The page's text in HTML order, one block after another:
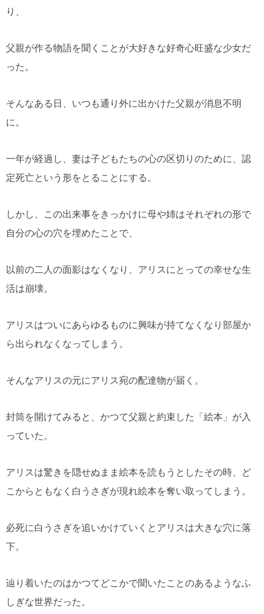
り、
父親が作る物語を聞くことが大好きな好奇心旺盛な少女だ
った。
そんなある日、いつも通り外に出かけた父親が消息不明
に。
一年が経過し、妻は子どもたちの心の区切りのために、認
定死亡という形をとることにする。
しかし、この出来事をきっかけに母や姉はそれぞれの形で
自分の心の穴を埋めたことで、
以前の二人の面影はなくなり、アリスにとっての幸せな生
活は崩壊。
アリスはついにあらゆるものに興味が持てなくなり部屋か
ら出られなくなってしまう。
そんなアリスの元にアリス宛の配達物が届く。
封筒を開けてみると、かつて父親と約束した「絵本」が入
っていた。
アリスは驚きを隠せぬまま絵本を読もうとしたその時、ど
こからともなく白うさぎが現れ絵本を奪い取ってしまう。
必死に白うさぎを追いかけていくとアリスは大きな穴に落
下。
辿り着いたのはかつてどこかで聞いたことのあるようなふ
しぎな世界だった。